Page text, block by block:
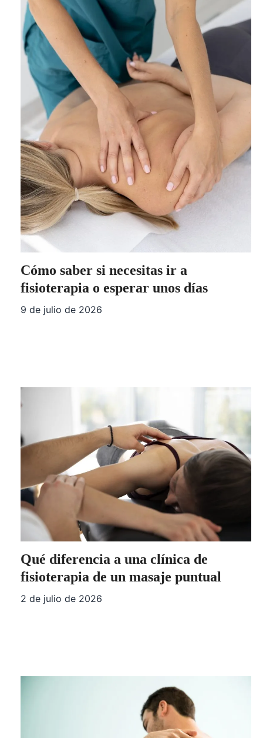
Cómo saber si necesitas ir a
fisioterapia o esperar unos días
9 de julio de 2026
Qué diferencia a una clínica de
fisioterapia de un masaje puntual
2 de julio de 2026